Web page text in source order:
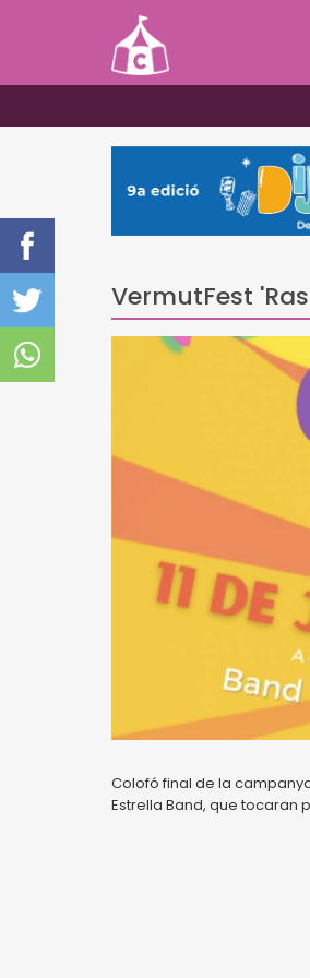
VermutFest
Colofó final de la
Estrella Band, que tocaran